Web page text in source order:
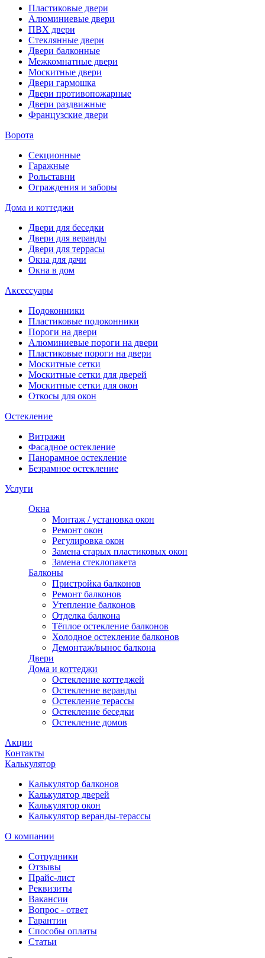
Пластиковые двери
Алюминиевые двери
ПВХ двери
Стеклянные двери
Двери балконные
Межкомнатные двери
Москитные двери
Двери гармошка
Двери противопожарные
Двери раздвижные
Французские двери
Ворота
Секционные
Гаражные
Рольставни
Ограждения и заборы
Дома и коттеджи
Двери для беседки
Двери для веранды
Двери для террасы
Окна для дачи
Окна в дом
Аксессуары
Подоконники
Пластиковые подоконники
Пороги на двери
Алюминиевые пороги на двери
Пластиковые пороги на двери
Москитные сетки
Москитные сетки для дверей
Москитные сетки для окон
Откосы для окон
Остекление
Витражи
Фасадное остекление
Панорамное остекление
Безрамное остекление
Услуги
Окна
Монтаж / установка окон
Ремонт окон
Регулировка окон
Замена старых пластиковых окон
Замена стеклопакета
Балконы
Пристройка балконов
Ремонт балконов
Утепление балконов
Отделка балкона
Тёплое остекление балконов
Холодное остекление балконов
Демонтаж/вынос балкона
Двери
Дома и коттеджи
Остекление коттеджей
Остекление веранды
Остекление терассы
Остекление беседки
Остекление домов
Акции
Контакты
Калькулятор
Калькулятор балконов
Калькулятор дверей
Калькулятор окон
Калькулятор веранды-терассы
О компании
Сотрудники
Отзывы
Прайс-лист
Реквизиты
Вакансии
Вопрос - ответ
Гарантии
Способы оплаты
Статьи